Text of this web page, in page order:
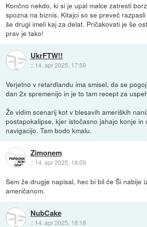
Končno nekdo, ki si je upal malce zatresti
spozna na biznis. Kitajci so se preveč
še drugi imeli kaj za delat. Pričakovati je še
prav je tako!
UkrFTW!!
:: 14. apr 2025, 17:59
Verjetno v retardlandu ima smisel, da se
dan 2x spremenijo in je to tam recept za
Že vidim scenarij kot v blesavih ameriških
postapokalipse, kjer istočasno jahajo konje in
navigacijo. Tam bodo kmalu.
Zimonem
:: 14. apr 2025, 18:09
Sem že drugje napisal, hec bi bil če Ši nabije
američanom.
NubCake
:: 14. apr 2025, 18:18